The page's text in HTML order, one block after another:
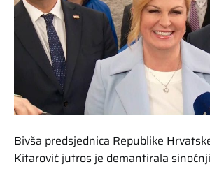
Bivša predsjednica Republike
Kitarović jutros je demantirala